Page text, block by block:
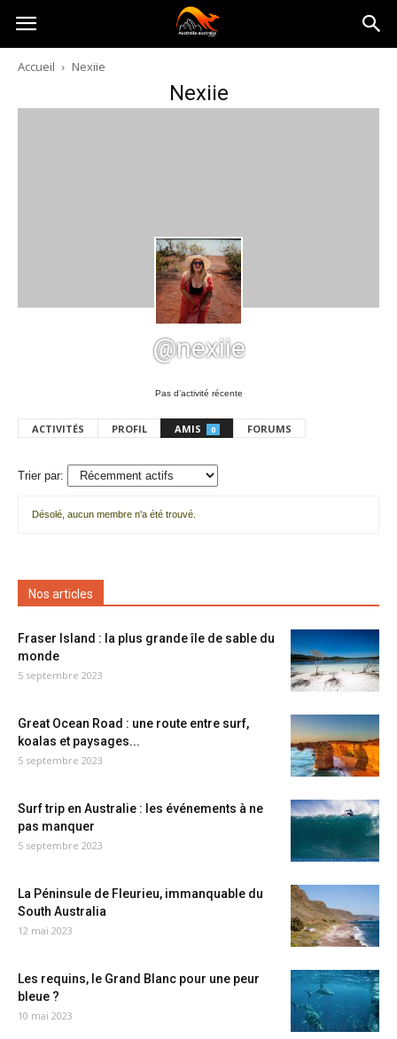
Australia-
australie.com
Accueil Nexiie
Nexiie
@nexiie
Pas d’activité récente
ACTIVITÉS PROFIL AMIS 0 FORUMS
Trier par:
amis
Désolé, aucun membre n'a été trouvé.
Nos articles
Fraser Island : la plus grande île de sable du
monde
5 septembre 2023
Great Ocean Road : une route entre surf,
koalas et paysages...
5 septembre 2023
Surf trip en Australie : les événements à ne
pas manquer
5 septembre 2023
La Péninsule de Fleurieu, immanquable du
South Australia
12 mai 2023
Les requins, le Grand Blanc pour une peur
bleue ?
10 mai 2023